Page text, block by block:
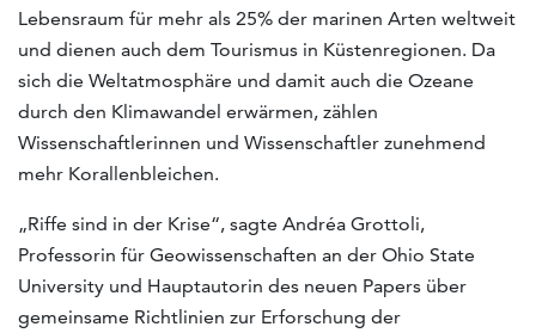
Lebensraum für mehr als 25% der marinen Arten weltweit
und dienen auch dem Tourismus in Küstenregionen. Da
sich die Weltatmosphäre und damit auch die Ozeane
durch den Klimawandel erwärmen, zählen
Wissenschaftlerinnen und Wissenschaftler zunehmend
mehr Korallenbleichen.
„Riffe sind in der Krise“, sagte Andréa Grottoli,
Professorin für Geowissenschaften an der Ohio State
University und Hauptautorin des neuen Papers über
gemeinsame Richtlinien zur Erforschung der